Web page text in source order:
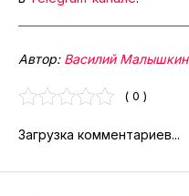
Автор: Василий Малышкин
( 0 )
Загрузка комментариев...